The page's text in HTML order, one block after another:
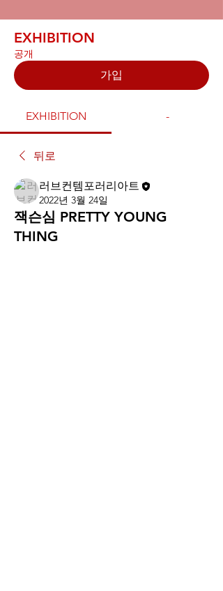
EXHIBITION
공개
가입
EXHIBITION -
뒤로
러브컨템포러리아트
2022년 3월 24일
잭슨심 PRETTY YOUNG
THING